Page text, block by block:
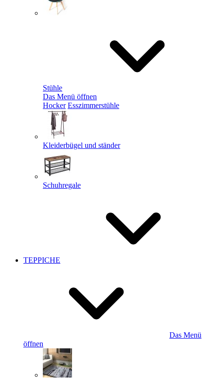
Stühle
Das Menü öffnen
Hocker Esszimmerstühle
Kleiderbügel und ständer
Schuhregale
TEPPICHE
Das Menü
öffnen